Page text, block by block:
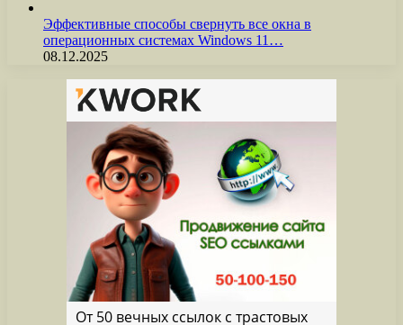
Эффективные способы свернуть все окна в
операционных системах Windows 11…
08.12.2025